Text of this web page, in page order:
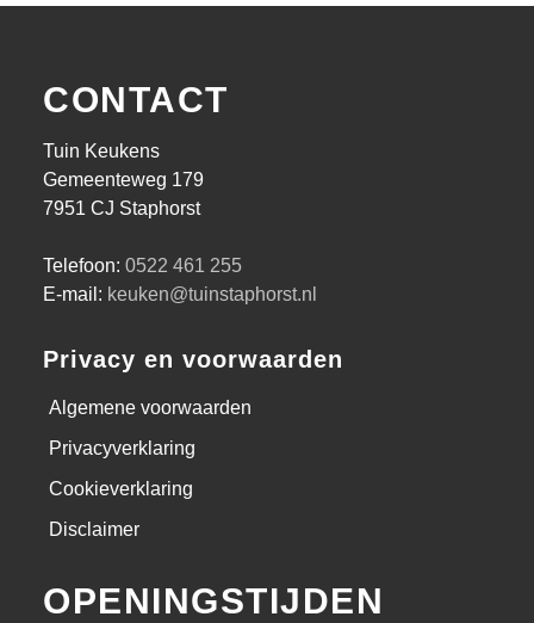
CONTACT
Tuin Keukens
Gemeenteweg 179
7951 CJ Staphorst
Telefoon: 0522 461 255
E-mail: keuken@tuinstaphorst.nl
Privacy en voorwaarden
Algemene voorwaarden
Privacyverklaring
Cookieverklaring
Disclaimer
OPENINGSTIJDEN